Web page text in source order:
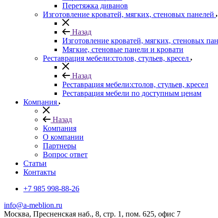
Перетяжка диванов
Изготовление кроватей, мягких, стеновых панелей
Назад
Изготовление кроватей, мягких, стеновых
Мягкие, стеновые панели и кровати
Реставрация мебели:столов, стульев, кресел
Назад
Реставрация мебели:столов, стульев, кресел
Реставрация мебели по доступным ценам
Компания
Назад
Компания
О компании
Партнеры
Вопрос ответ
Cтатьи
Контакты
+7 985 998-88-26
info@a-meblion.ru
Москва, Пресненская наб., 8, стр. 1, пом. 625, офис 7